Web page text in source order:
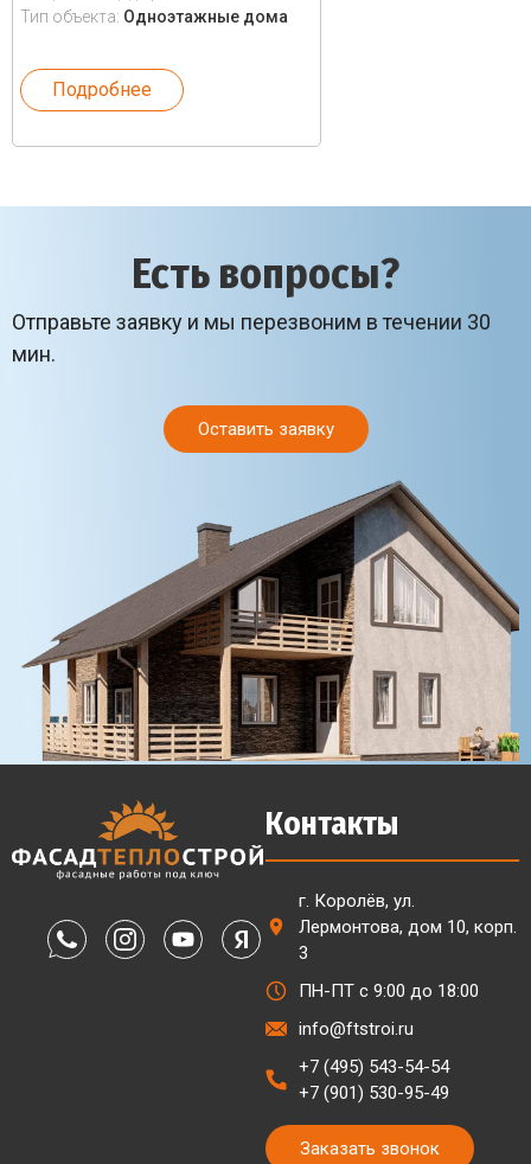
Тип объекта: Одноэтажные дома
Подробнее
Есть вопросы?
Отправьте заявку и мы перезвоним в течении 30
мин.
Оставить заявку
Контакты
г. Королёв, ул.
Лермонтова, дом 10, корп.
3
ПН-ПТ с 9:00 до 18:00
info@ftstroi.ru
+7 (495) 543-54-54
+7 (901) 530-95-49
Заказать звонок